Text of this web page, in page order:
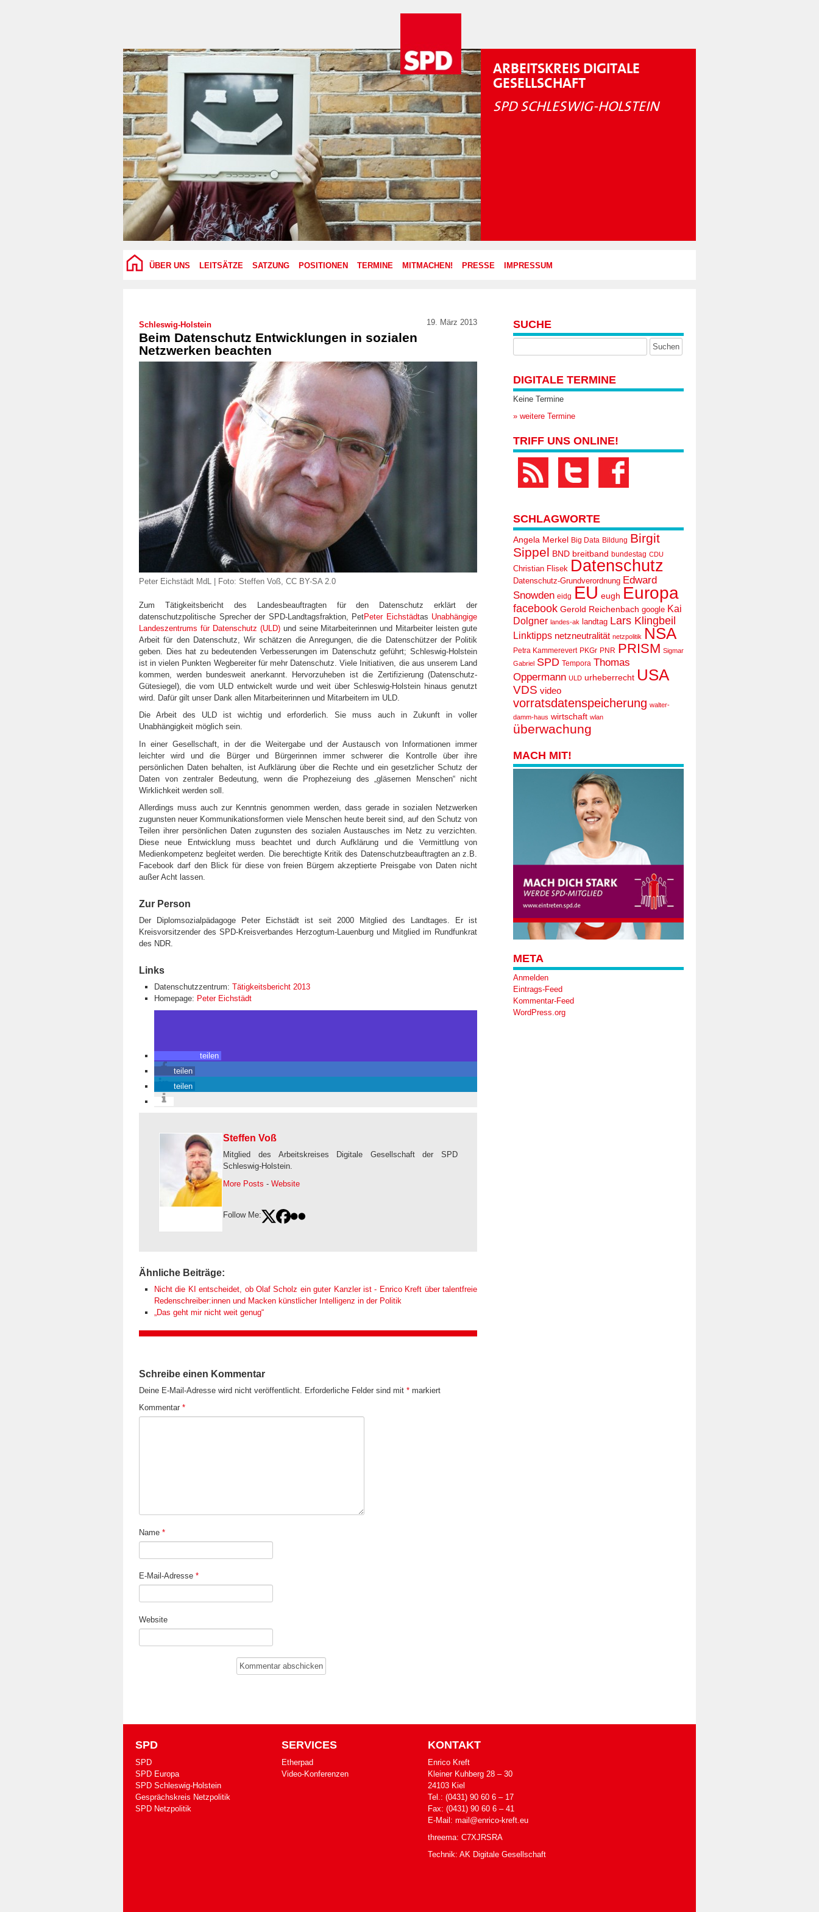
ARBEITSKREIS DIGITALE
GESELLSCHAFT
SPD SCHLESWIG-HOLSTEIN
ÜBER UNS LEITSÄTZE SATZUNG POSITIONEN TERMINE MITMACHEN! PRESSE IMPRESSUM
19. März 2013
Schleswig-Holstein
Beim Datenschutz Entwicklungen in sozialen
Netzwerken beachten
Peter Eichstädt MdL | Foto: Steffen Voß, CC BY-SA 2.0
Zum Tätigkeitsbericht des Landesbeauftragten für den Datenschutz erklärt der
datenschutzpolitische Sprecher der SPD-Landtagsfraktion, PetPeter Eichstädtas Unabhängige
Landeszentrums für Datenschutz (ULD)und seine Mitarbeiterinnen und Mitarbeiter leisten gute
Arbeit für den Datenschutz, Wir schätzen die Anregungen, die die Datenschützer der Politik
geben. Dies hat zu bedeutenden Verbesserungen im Datenschutz geführt; Schleswig-Holstein
ist in vielen Punkten Wegbereiter für mehr Datenschutz. Viele Initiativen, die aus unserem Land
kommen, werden bundesweit anerkannt. Hervorzuheben ist die Zertifizierung (Datenschutz-
Gütesiegel), die vom ULD entwickelt wurde und weit über Schleswig-Holstein hinaus genutzt
wird. Dafür gilt unser Dank allen Mitarbeiterinnen und Mitarbeitern im ULD.
Die Arbeit des ULD ist wichtig und erforderlich. Sie muss auch in Zukunft in voller
Unabhängigkeit möglich sein.
In einer Gesellschaft, in der die Weitergabe und der Austausch von Informationen immer
leichter wird und die Bürger und Bürgerinnen immer schwerer die Kontrolle über ihre
persönlichen Daten behalten, ist Aufklärung über die Rechte und ein gesetzlicher Schutz der
Daten von zentraler Bedeutung, wenn die Prophezeiung des „gläsernen Menschen“ nicht
Wirklichkeit werden soll.
Allerdings muss auch zur Kenntnis genommen werden, dass gerade in sozialen Netzwerken
zugunsten neuer Kommunikationsformen viele Menschen heute bereit sind, auf den Schutz von
Teilen ihrer persönlichen Daten zugunsten des sozialen Austausches im Netz zu verzichten.
Diese neue Entwicklung muss beachtet und durch Aufklärung und die Vermittlung von
Medienkompetenz begleitet werden. Die berechtigte Kritik des Datenschutzbeauftragten an z.B.
Facebook darf den Blick für diese von freien Bürgern akzeptierte Preisgabe von Daten nicht
außer Acht lassen.
Zur Person
Der Diplomsozialpädagoge Peter Eichstädt ist seit 2000 Mitglied des Landtages. Er ist
Kreisvorsitzender des SPD-Kreisverbandes Herzogtum-Lauenburg und Mitglied im Rundfunkrat
des NDR.
Links
Datenschutzzentrum: Tätigkeitsbericht 2013
Homepage: Peter Eichstädt
teilen
teilen
teilen
Steffen Voß
Mitglied des Arbeitskreises Digitale Gesellschaft der SPD
Schleswig-Holstein.
More Posts -Website
Follow Me:
Ähnliche Beiträge:
Nicht die KI entscheidet, ob Olaf Scholz ein guter Kanzler ist - Enrico Kreft über talentfreie
Redenschreiber:innen und Macken künstlicher Intelligenz in der Politik
„Das geht mir nicht weit genug“
Schreibe einen Kommentar
Deine E-Mail-Adresse wird nicht veröffentlicht. Erforderliche Felder sind mit * markiert
Kommentar *
Name *
E-Mail-Adresse *
Website
SUCHE
DIGITALE TERMINE
Keine Termine
» weitere Termine
TRIFF UNS ONLINE!
SCHLAGWORTE
Angela Merkel Big Data Bildung Birgit
Sippel BND breitband bundestag CDU
Christian Flisek Datenschutz
Datenschutz-Grundverordnung Edward
Snowden eidg EU eugh Europa
facebook Gerold Reichenbach google Kai
Dolgner landes-ak landtag Lars Klingbeil
Linktipps netzneutralität netzpolitik NSA
Petra Kammerevert PKGr PNR PRISM Sigmar
Gabriel SPD Tempora Thomas
Oppermann ULD urheberrecht USA
VDS video
vorratsdatenspeicherung walter-
damm-haus wirtschaft wlan
überwachung
MACH MIT!
META
Anmelden
Eintrags-Feed
Kommentar-Feed
WordPress.org
SPD
SPD
SPD Europa
SPD Schleswig-Holstein
Gesprächskreis Netzpolitik
SPD Netzpolitik
SERVICES
Etherpad
Video-Konferenzen
KONTAKT
Enrico Kreft
Klei­ner Kuh­berg 28 – 30
24103 Kiel
Tel.: (0431) 90 60 6 – 17
Fax: (0431) 90 60 6 – 41
E-​Mail: mail@enrico-kreft.eu
threema: C7XJRSRA
Technik: AK Digitale Gesellschaft